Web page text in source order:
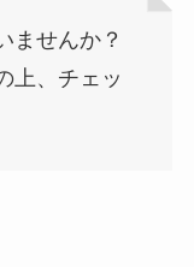
ませんか？
上、チェッ